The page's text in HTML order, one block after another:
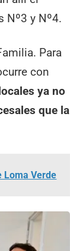
Nº3 y Nº4.
Para
con
ya no
que la
Loma Verde